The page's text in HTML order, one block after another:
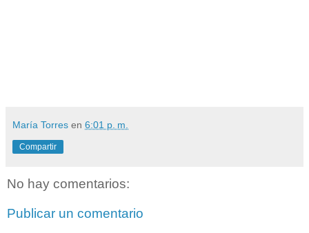
María Torres en 6:01 p. m.
Compartir
No hay comentarios:
Publicar un comentario